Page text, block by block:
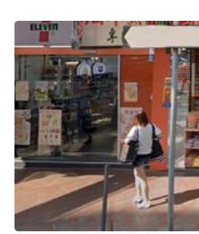
Spazio creativo
Spazio hall
Spazio per Eventi
Spazio pubblicitario
Spazio unico
Stand / Bancarella
Stand / Chiosco / Stand